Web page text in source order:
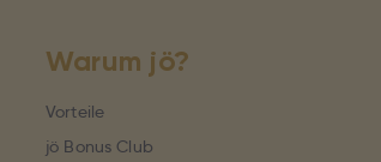
Warum jö?
Vorteile
jö Bonus Club